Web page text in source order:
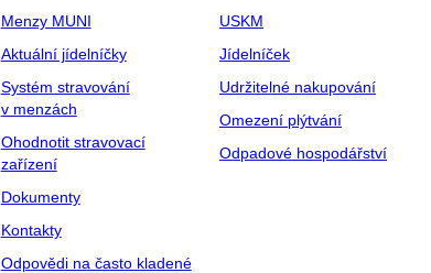
Menzy MUNI
Aktuální jídelníčky
Systém stravování
v menzách
Ohodnotit stravovací
zařízení
Dokumenty
Kontakty
Odpovědi na často kladené
USKM
Jídelníček
Udržitelné nakupování
Omezení plýtvání
Odpadové hospodářství